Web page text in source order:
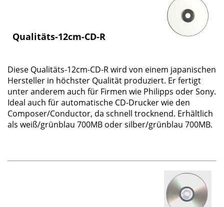
Qualitäts-12cm-CD-R
Diese Qualitäts-12cm-CD-Rwird von einem japanischen
Hersteller in höchster Qualität produziert. Er fertigt
unter anderem auch für Firmen wie Philipps oder Sony.
Ideal auch für automatische CD-Drucker wie den
Composer/Conductor, da schnell trocknend. Erhältlich
als weiß/grünblau 700MB oder silber/grünblau 700MB.